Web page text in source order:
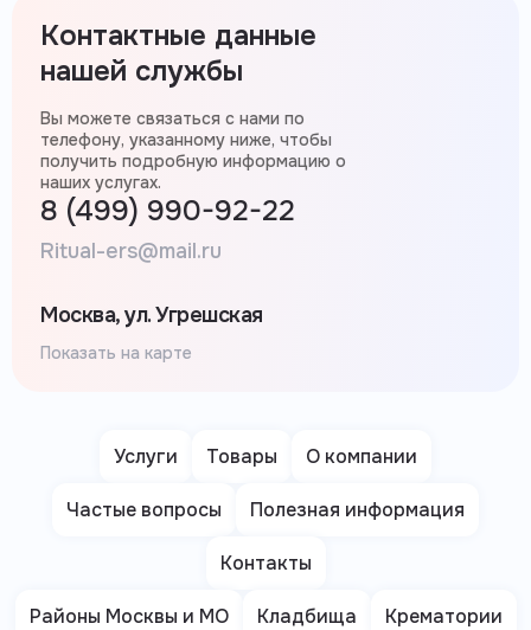
Контактные данные
нашей службы
Вы можете связаться с нами по
телефону, указанному ниже, чтобы
получить подробную информацию о
наших услугах.
8 (499) 990-92-22
Ritual-ers@mail.ru
Москва, ул. Угрешская
Показать на карте
Услуги Товары О компании
Частые вопросы Полезная информация
Контакты
Районы Москвы и МО Кладбища Крематории